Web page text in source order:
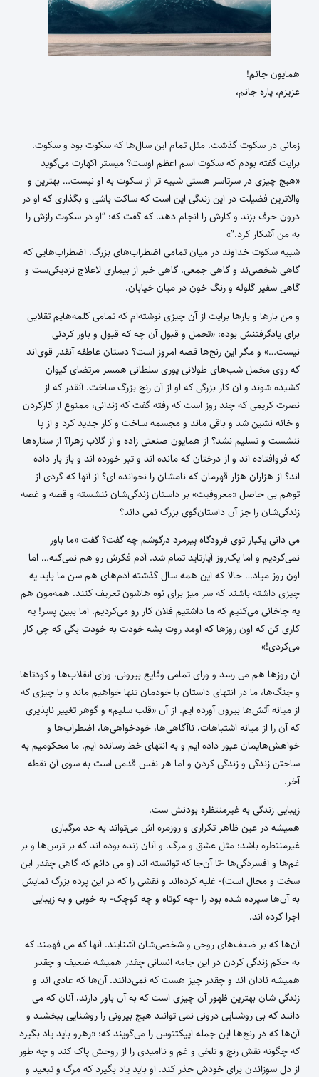
همایون جانم!
عزیزم، پاره جانم،
زمانی در سکوت گذشت. مثل تمام این سال‌ها که سکوت بود و سکوت.
برایت گفته بودم که سکوت اسم اعظم اوست؟ میستر اکهارت می‌گوید
«هیچ چیزی در سرتاسر هستی شبیه تر از سکوت به او نیست… بهترین و
والاترین فضیلت در این زندگی این است که ساکت باشی و بگذاری که او در
درون حرف بزند و کارش را انجام دهد. که گفت که: “او در سکوت رازش را
به من آشکار کرد.”»
شبیه سکوت خداوند در میان تمامی اضطراب‌های بزرگ. اضطراب‌هایی که
گاهی شخصی‌ند و گاهی جمعی. گاهی خبر از بیماری لاعلاج نزدیکی‌ست و
گاهی سفیر گلوله و رنگ خون در میان خیابان.
و من بارها و بارها برایت از آن چیزی نوشته‌ام که تمامی کلمه‌هایم تقلایی
برای یادگرفتنش بوده: «تحمل و قبول آن چه که قبول و باور کردنی
نیست…» و مگر این رنج‌ها قصه امروز است؟ دستان عاطفه آنقدر قوی‌اند
که روی مخمل شب‌های طولانی پوری سلطانی همسر مرتضای کیوان
کشیده شوند و آن کار بزرگی که او از آن رنج بزرگ ساخت. آنقدر که از
نصرت کریمی که چند روز است که رفته گفت که زندانی، ممنوع از کارکردن
و خانه نشین شد و باقی ماند و مجسمه ساخت و کار جدید کرد و از پا
ننشست و تسلیم نشد؟ از همایون صنعتی زاده و از گلاب زهرا؟ از ستاره‌ها
که فروافتاده اند و از درختان که مانده اند و تبر خورده اند و باز بار داده
اند؟ از هزاران هزار قهرمان که نامشان را نخوانده ای؟ از آنها که گردی از
توهم بی حاصل «معروفیت» بر داستان زندگی‌شان ننشسته و قصه و غصه
زندگی‌شان را جز آن داستان‌گوی بزرگ نمی داند؟
می دانی یکبار توی فرودگاه پیرمرد درگوشم چه گفت؟ گفت «ما باور
نمی‌کردیم و اما یک‌روز آپارتاید تمام شد. آدم فکرش رو هم نمی‌کنه… اما
اون روز میاد… حالا که این همه سال گذشته آدم‌های هم سن ما باید یه
چیزی داشته باشند که سر میز برای نوه هاشون تعریف کنند. همه‌مون هم
یه چاخانی می‌کنیم که ما داشتیم فلان کار رو می‌کردیم. اما ببین پسر! یه
کاری کن که اون روزها‌ که اومد روت بشه خودت به خودت بگی که چی کار
می‌کردی!»
آن روزها هم می رسد و ورای تمامی وقایع بیرونی، ورای انقلاب‌ها و کودتاها
و جنگ‌ها، ما در انتهای داستان با خودمان تنها خواهیم ماند و با چیزی که
از میانه آتش‌ها بیرون آورده ایم. از آن «قلب سلیم» و گوهر تغییر ناپذیری
که آن را از میانه اشتباهات،‌ ناآگاهی‌ها، خودخواهی‌‌ها، اضطراب‌ها و
خواهش‌هایمان عبور داده ایم و به انتهای خط رسانده ایم. ما محکومیم به
ساختن زندگی و زندگی کردن و اما هر نفس قدمی است به سوی آن نقطه
آخر.
زیبایی زندگی به غیرمنتظره بودنش ست.
همیشه در عین ظاهر تکراری و روزمره اش می‌تواند به حد مرگباری
غیرمنتظره باشد: مثل عشق و مرگ. و آنان زنده بوده اند که بر ترس‌ها و بر
غم‌ها و افسردگی‌ها -تا آن‌جا که توانسته اند (و می دانم که گاهی چقدر این
سخت و محال است)- غلبه کرده‌اند و نقشی را که در این پرده بزرگ نمایش
به آن‌ها سپرده شده بود را -چه کوتاه و چه کوچک- به خوبی و به زیبایی
اجرا کرده اند.
آن‌ها که بر ضعف‌های روحی و شخصی‌شان آشنایند. ‌آنها که می فهمند که
به حکم زندگی کردن در این جامه انسانی چقدر همیشه ضعیف و چقدر
همیشه نادان اند و چقدر چیز هست که نمی‌دانند. آن‌ها که عادی اند و
زندگی شان بهترین ظهور آن چیزی است که به آن باور دارند، آنان که می
دانند که بی روشنایی درونی نمی توانند هیچ بیرونی را روشنایی ببخشند و
آن‌ها که در رنج‌ها این جمله اپیکتتوس را می‌گویند که: «رهرو باید یاد بگیرد
که چگونه نقش رنج و تلخی و غم و ناامیدی را از روحش پاک کند و چه طور
از دل سوزاندن برای خودش حذر کند. او باید یاد بگیرد که مرگ و تبعید و